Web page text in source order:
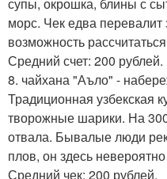
морс. Чек едва перевалит
возможность
Средний счет: 200 рублей.
8. чайхана "Аъло" -
Традиционная узбекская
творожные шарики. На
отвала. Бывалые люди
плов, он здесь
Средний чек: 200 рублей.